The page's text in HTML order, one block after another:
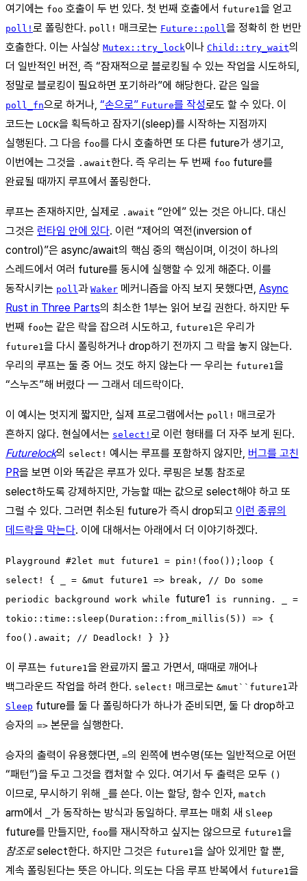
여기에는 foo 호출이 두 번 있다. 첫 번째 호출에서 future1 을 얻고
poll! 로 폴링한다. poll! 매크로는 Future::poll 을 정확히 한 번만
호출한다. 이는 사실상 Mutex::try_lock이나 Child::try_wait의
더 일반적인 버전, 즉 “잠재적으로 블로킹될 수 있는 작업을 시도하되,
정말로 블로킹이 필요하면 포기하라”에 해당한다. 같은 일을
poll_fn으로 하거나, “손으로” Future를 작성로도 할 수 있다. 이
코드는 LOCK을 획득하고 잠자기(sleep)를 시작하는 지점까지
실행된다. 그 다음 foo를 다시 호출하면 또 다른 future가 생기고,
이번에는 그것을 .await한다. 즉 우리는 두 번째 foo future를
완료될 때까지 루프에서 폴링한다.
루프는 존재하지만, 실제로 .await “안에” 있는 것은 아니다. 대신
그것은 런타임 안에 있다. 이런 “제어의 역전(inversion of
control)”은 async/await의 핵심 중의 핵심이며, 이것이 하나의
스레드에서 여러 future를 동시에 실행할 수 있게 해준다. 이를
동작시키는 poll 과 Waker 메커니즘을 아직 보지 못했다면, Async
Rust in Three Parts의 최소한 1부는 읽어 보길 권한다. 하지만 두
번째 foo는 같은 락을 잡으려 시도하고, future1 은 우리가
future1 을 다시 폴링하거나 drop하기 전까지 그 락을 놓지 않는다.
우리의 루프는 둘 중 어느 것도 하지 않는다 — 우리는 future1 을
“스누즈”해 버렸다 — 그래서 데드락이다.
이 예시는 멋지게 짧지만, 실제 프로그램에서는 poll! 매크로가
흔하지 않다. 현실에서는 select! 로 이런 형태를 더 자주 보게 된다.
Futurelock의 select! 예시는 루프를 포함하지 않지만, 버그를 고친
PR을 보면 이와 똑같은 루프가 있다. 루핑은 보통 참조로
select하도록 강제하지만, 가능할 때는 값으로 select해야 하고 또
그럴 수 있다. 그러면 취소된 future가 즉시 drop되고 이런 종류의
데드락을 막는다. 이에 대해서는 아래에서 더 이야기하겠다.
Playground #2let mut future1 = pin!(foo());loop {
select! { _ = &mut future1 => break, // Do some
periodic background work while future1
is running. _ =
tokio::time::sleep(Duration::from_millis(5)) => {
foo().await; // Deadlock! } }}
이 루프는 future1 을 완료까지 몰고 가면서, 때때로 깨어나
백그라운드 작업을 하려 한다. select! 매크로는 &mut``future1 과
Sleep future를 둘 다 폴링하다가 하나가 준비되면, 둘 다 drop하고
승자의 => 본문을 실행한다.
승자의 출력이 유용했다면, =의 왼쪽에 변수명(또는 일반적으로 어떤
“패턴”)을 두고 그것을 캡처할 수 있다. 여기서 두 출력은 모두 ()
이므로, 무시하기 위해 를 쓴다. 이는 할당, 함수 인자, match
arm에서 가 동작하는 방식과 동일하다. 루프는 매회 새 Sleep
future를 만들지만, foo를 재시작하고 싶지는 않으므로 future1 을
참조로select한다. 하지만 그것은 future1 을 살아 있게만 할 뿐,
계속 폴링된다는 뜻은 아니다. 의도는 다음 루프 반복에서 future1 을